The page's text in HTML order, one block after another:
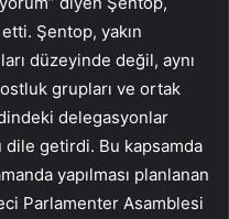
Şentop, yakın
düzeyinde değil, aynı
grupları ve ortak
delegasyonlar
dile getirdi. Bu kapsamda
yapılması planlanan
Parlamenter Asamblesi